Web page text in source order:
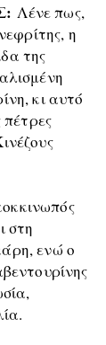
Λένε πως,
η
της
κι αυτό
πέτρες
στη
ενώ ο